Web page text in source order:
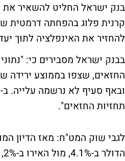
קרנית פלוגבהפחתה דרמטית של הריבית
להחזיר את האינפלציה לתוך יעד
תחזיות החזאים".